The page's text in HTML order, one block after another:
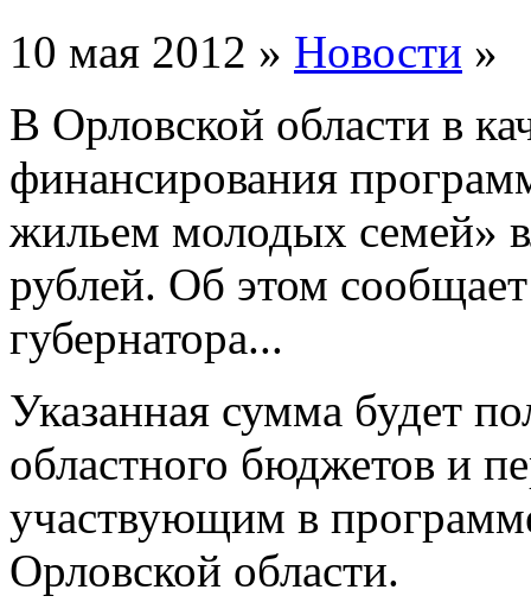
10 мая 2012 » Новости »
В Орловской области в
финансирования
жильем молодых семей»
рублей. Об этом
губернатора...
Указанная сумма будет
областного бюджетов и
участвующим в
Орловской области.